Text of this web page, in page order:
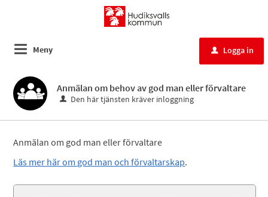
Meny u Logga in
Anmälan om behov av god man eller förvaltare
Den här tjänsten kräver inloggning
Anmälan om god man eller förvaltare
Läs mer här om god man och förvaltarskap.